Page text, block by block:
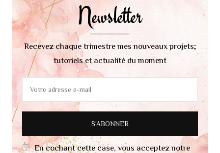
Newsletter
Recevez chaque trimestre mes nouveaux projets;
tutoriels et actualité du moment
En cochant cette case, vous acceptez notre